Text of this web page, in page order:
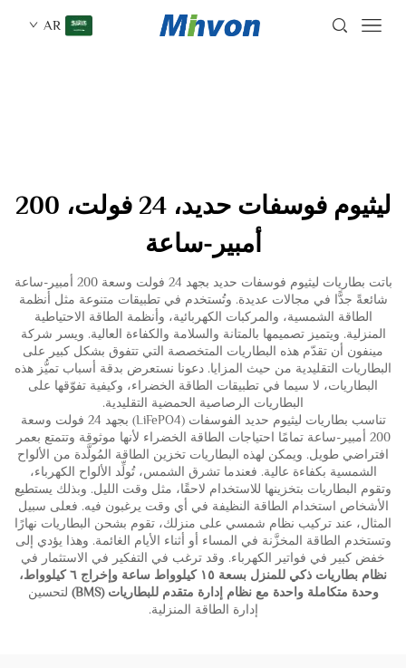
AR
ليثيوم فوسفات حديد، 24 فولت، 200
أمبير-ساعة
باتت بطاريات ليثيوم فوسفات حديد بجهد 24 فولت وسعة 200 أمبير-ساعة
شائعةً جدًّا في مجالات عديدة. وتُستخدم في تطبيقات متنوعة مثل أنظمة
الطاقة الشمسية، والمركبات الكهربائية، وأنظمة الطاقة الاحتياطية
المنزلية. ويتميز تصميمها بالمتانة والسلامة والكفاءة العالية. ويسر شركة
مينفون أن تقدّم هذه البطاريات المتخصصة التي تتفوق بشكل كبير على
البطاريات التقليدية من حيث المزايا. دعونا نستعرض بدقة أسباب تميُّز هذه
البطاريات، لا سيما في تطبيقات الطاقة الخضراء، وكيفية تفوّقها على
البطاريات الرصاصية الحمضية التقليدية.
تناسب بطاريات ليثيوم حديد الفوسفات (LiFePO4) بجهد 24 فولت وسعة
200 أمبير-ساعة تمامًا احتياجات الطاقة الخضراء لأنها موثوقة وتتمتع بعمر
افتراضي طويل. ويمكن لهذه البطاريات تخزين الطاقة المُولَّدة من الألواح
الشمسية بكفاءة عالية. فعندما تشرق الشمس، تُولِّد الألواح الكهرباء،
وتقوم البطاريات بتخزينها للاستخدام لاحقًا، مثل وقت الليل. وبذلك يستطيع
الأشخاص استخدام الطاقة النظيفة في أي وقت يرغبون فيه. فعلى سبيل
المثال، عند تركيب نظام شمسي على منزلك، تقوم بشحن البطاريات نهارًا
وتستخدم الطاقة المخزَّنة في المساء أو أثناء الأيام الغائمة. وهذا يؤدي إلى
خفض كبير في فواتير الكهرباء. وقد ترغب في التفكير في الاستثمار في
نظام بطاريات ذكي للمنزل بسعة ١٥ كيلوواط ساعة وإخراج ٦ كيلوواط،
وحدة متكاملة واحدة مع نظام إدارة متقدم للبطاريات (BMS)
لتحسين
إدارة الطاقة المنزلية.